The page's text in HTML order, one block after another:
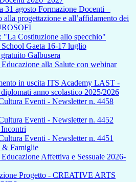
31 agosto Formazione Docenti –
alla progettazione e all’affidamento dei
"La Costituzione allo specchio"
School Gaeta 16-17 luglio
Galbusera
alla Salute con webinar
in uscita ITS Academy LAST -
anno scolastico 2025/2026
Eventi - Newsletter n. 4458
Eventi - Newsletter n. 4452
Eventi - Newsletter n. 4451
& Famiglie
Affettiva e Sessuale 2026-
Progetto - CREATIVE ARTS